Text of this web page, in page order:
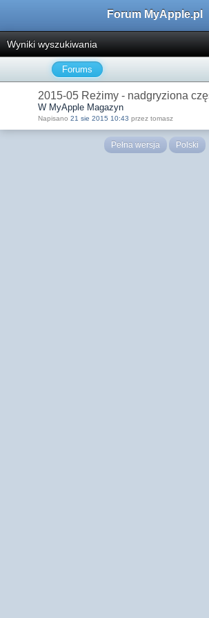
Forum MyApple.pl
Wyniki wyszukiwania
Forums
2015-05 Reżimy - nadgryziona
W MyApple Magazyn
Napisano 21 sie 2015 10:43 przez tomasz
Pełna wersja Polski